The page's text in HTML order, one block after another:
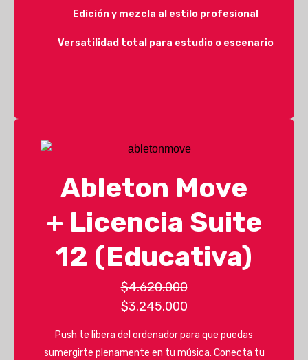
Edición y mezcla al estilo profesional
Versatilidad total para estudio o escenario
Ableton Move
+ Licencia Suite
12 (Educativa)
$4.620.000
$3.245.000
Push te libera del ordenador para que puedas
sumergirte plenamente en tu música. Conecta tu